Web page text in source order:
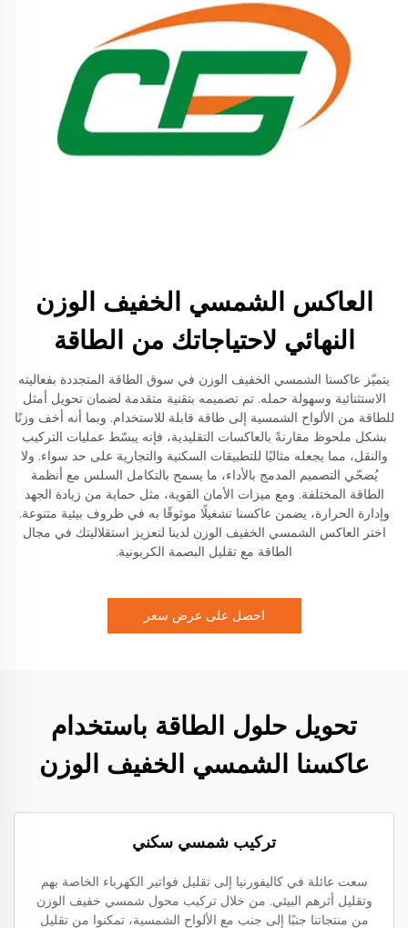
العاكس الشمسي الخفيف الوزن
النهائي لاحتياجاتك من الطاقة
يتميّز عاكسنا الشمسي الخفيف الوزن في سوق الطاقة المتجددة بفعاليته
الاستثنائية وسهولة حمله. تم تصميمه بتقنية متقدمة لضمان تحويل أمثل
للطاقة من الألواح الشمسية إلى طاقة قابلة للاستخدام. وبما أنه أخف وزنًا
بشكل ملحوظ مقارنةً بالعاكسات التقليدية، فإنه يبسّط عمليات التركيب
والنقل، مما يجعله مثاليًا للتطبيقات السكنية والتجارية على حد سواء. ولا
يُضحّي التصميم المدمج بالأداء، ما يسمح بالتكامل السلس مع أنظمة
الطاقة المختلفة. ومع ميزات الأمان القوية، مثل حماية من زيادة الجهد
وإدارة الحرارة، يضمن عاكسنا تشغيلًا موثوقًا به في ظروف بيئية متنوعة.
اختر العاكس الشمسي الخفيف الوزن لدينا لتعزيز استقلاليتك في مجال
الطاقة مع تقليل البصمة الكربونية.
احصل على عرض سعر
تحويل حلول الطاقة باستخدام
عاكسنا الشمسي الخفيف الوزن
تركيب شمسي سكني
سعت عائلة في كاليفورنيا إلى تقليل فواتير الكهرباء الخاصة بهم
وتقليل أثرهم البيئي. من خلال تركيب محول شمسي خفيف الوزن
من منتجاتنا جنبًا إلى جنب مع الألواح الشمسية، تمكنوا من تقليل